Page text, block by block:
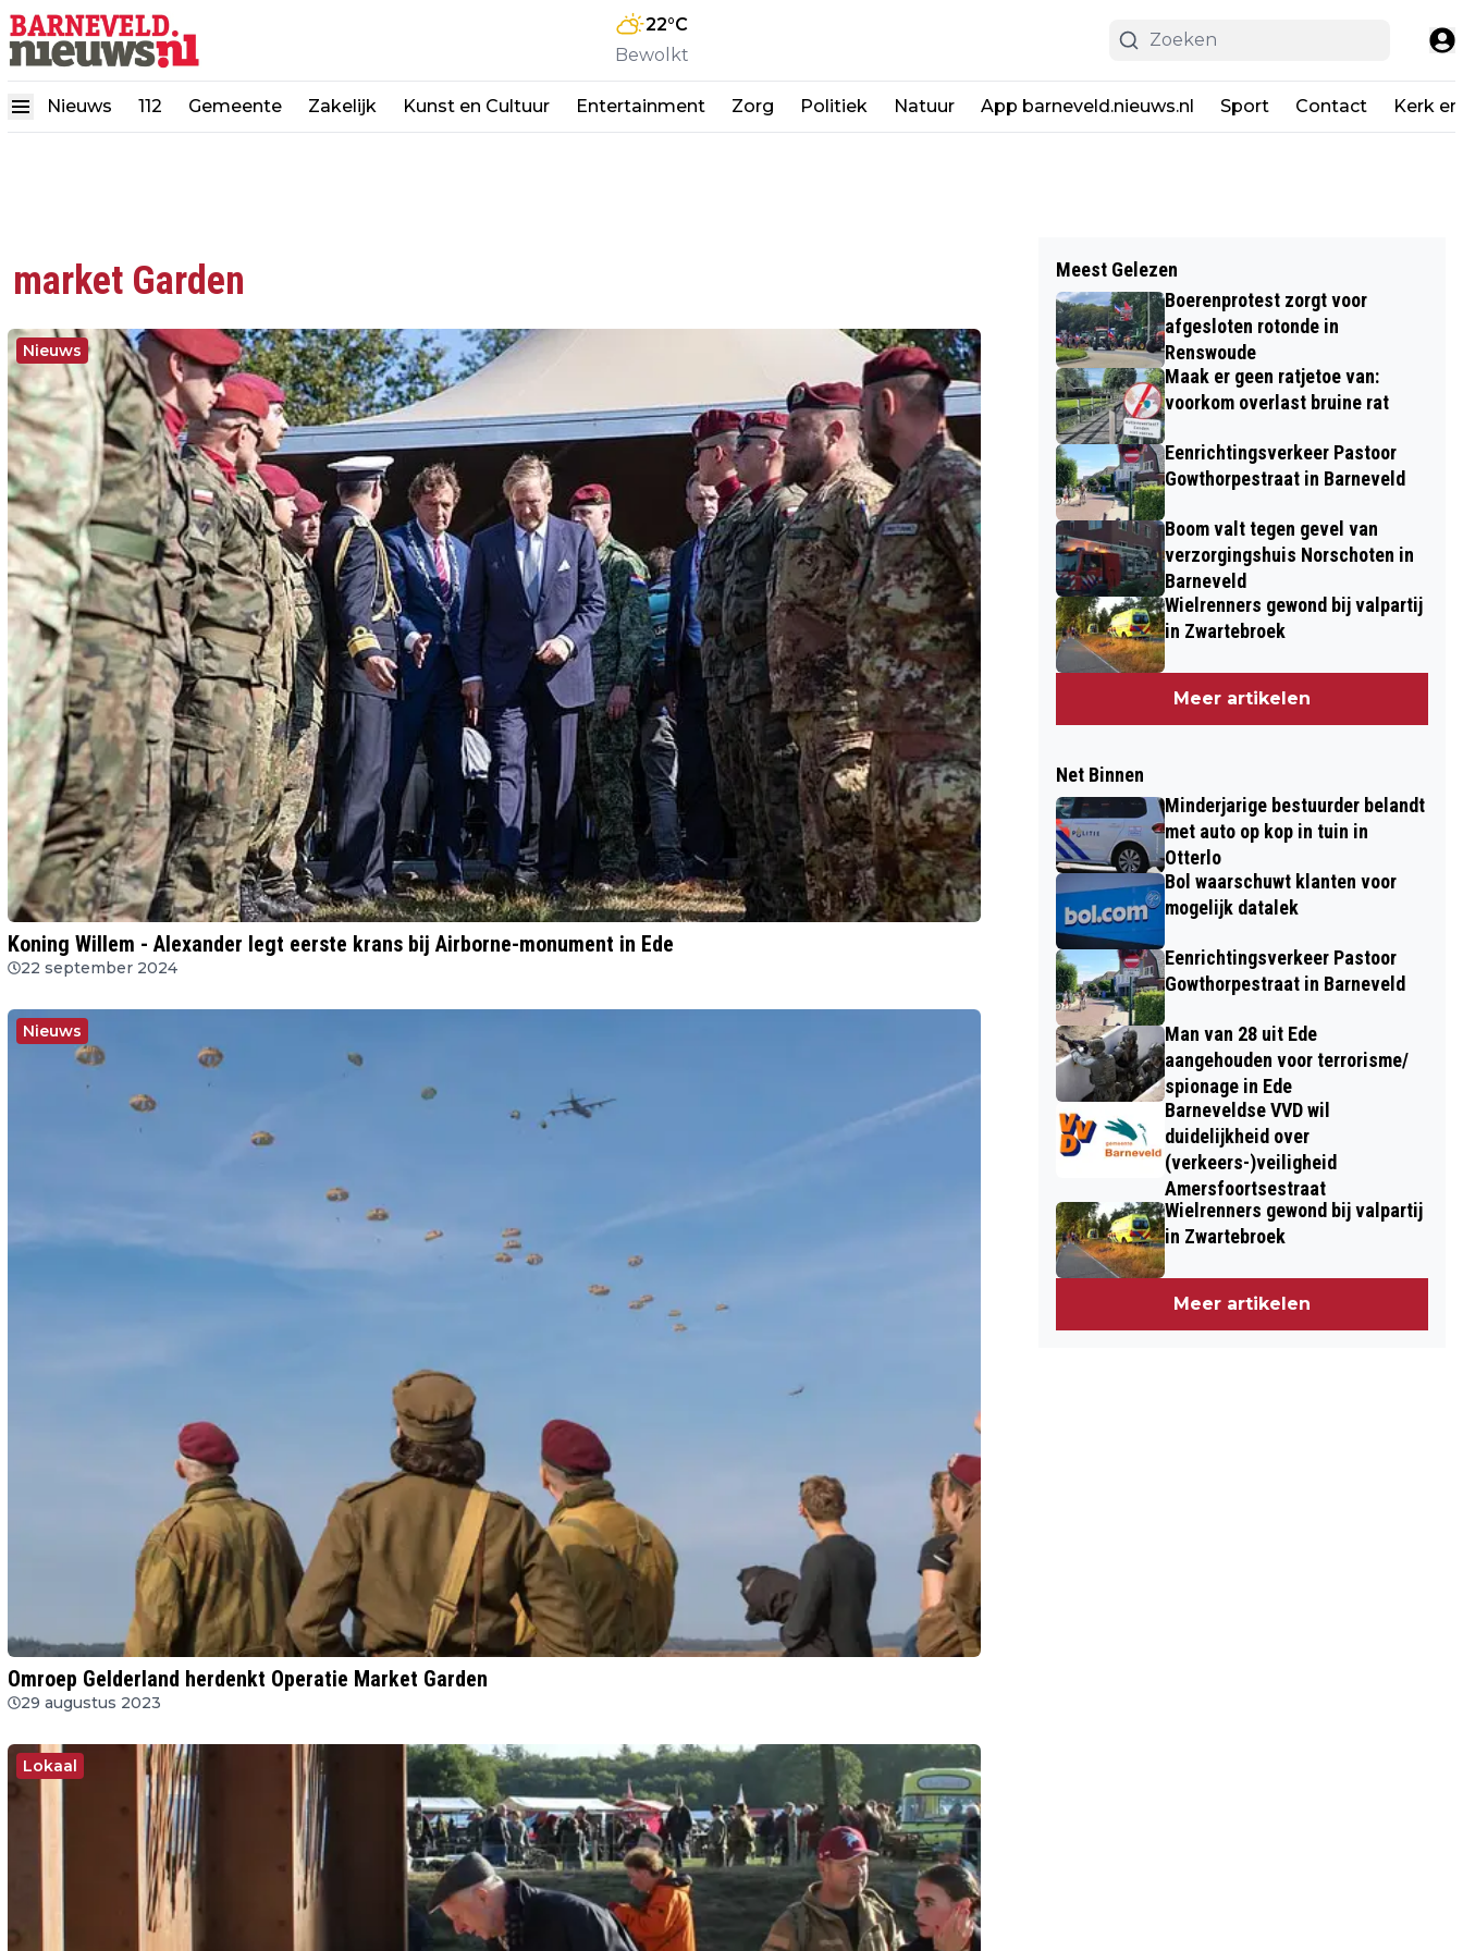
22°C
Bewolkt
Nieuws 112 Gemeente Zakelijk Kunst en Cultuur Entertainment Zorg Politiek Natuur App barneveld.nieuws.nl Sport Contact Kerk
market Garden
Nieuws
Koning Willem - Alexander legt eerste krans bij Airborne-monument in Ede
22 september 2024
Nieuws
Omroep Gelderland herdenkt Operatie Market Garden
29 augustus 2023
Lokaal
Meest Gelezen
Boerenprotest zorgt voor
afgesloten rotonde in
Renswoude
Maak er geen ratjetoe van:
voorkom overlast bruine rat
Eenrichtingsverkeer Pastoor
Gowthorpestraat in Barneveld
Boom valt tegen gevel van
verzorgingshuis Norschoten in
Barneveld
Wielrenners gewond bij valpartij
in Zwartebroek
Meer artikelen
Net Binnen
Minderjarige bestuurder belandt
met auto op kop in tuin in
Otterlo
Bol waarschuwt klanten voor
mogelijk datalek
Eenrichtingsverkeer Pastoor
Gowthorpestraat in Barneveld
Man van 28 uit Ede
aangehouden voor terrorisme/
spionage in Ede
Barneveldse VVD wil
duidelijkheid over
(verkeers-)veiligheid
Amersfoortsestraat
Wielrenners gewond bij valpartij
in Zwartebroek
Meer artikelen